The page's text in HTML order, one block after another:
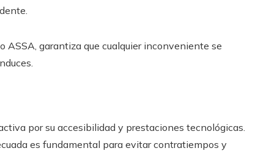
ASSA, garantiza que cualquier inconveniente se
por su accesibilidad y prestaciones tecnológicas.
es fundamental para evitar contratiempos y